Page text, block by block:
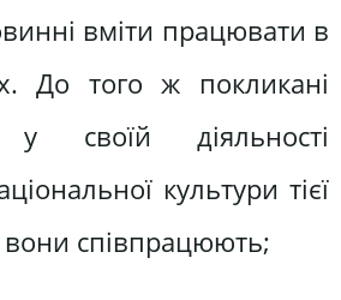
вміти працювати в
До того ж покликані
у своїй діяльності
культури тієї
вони співпрацюють;